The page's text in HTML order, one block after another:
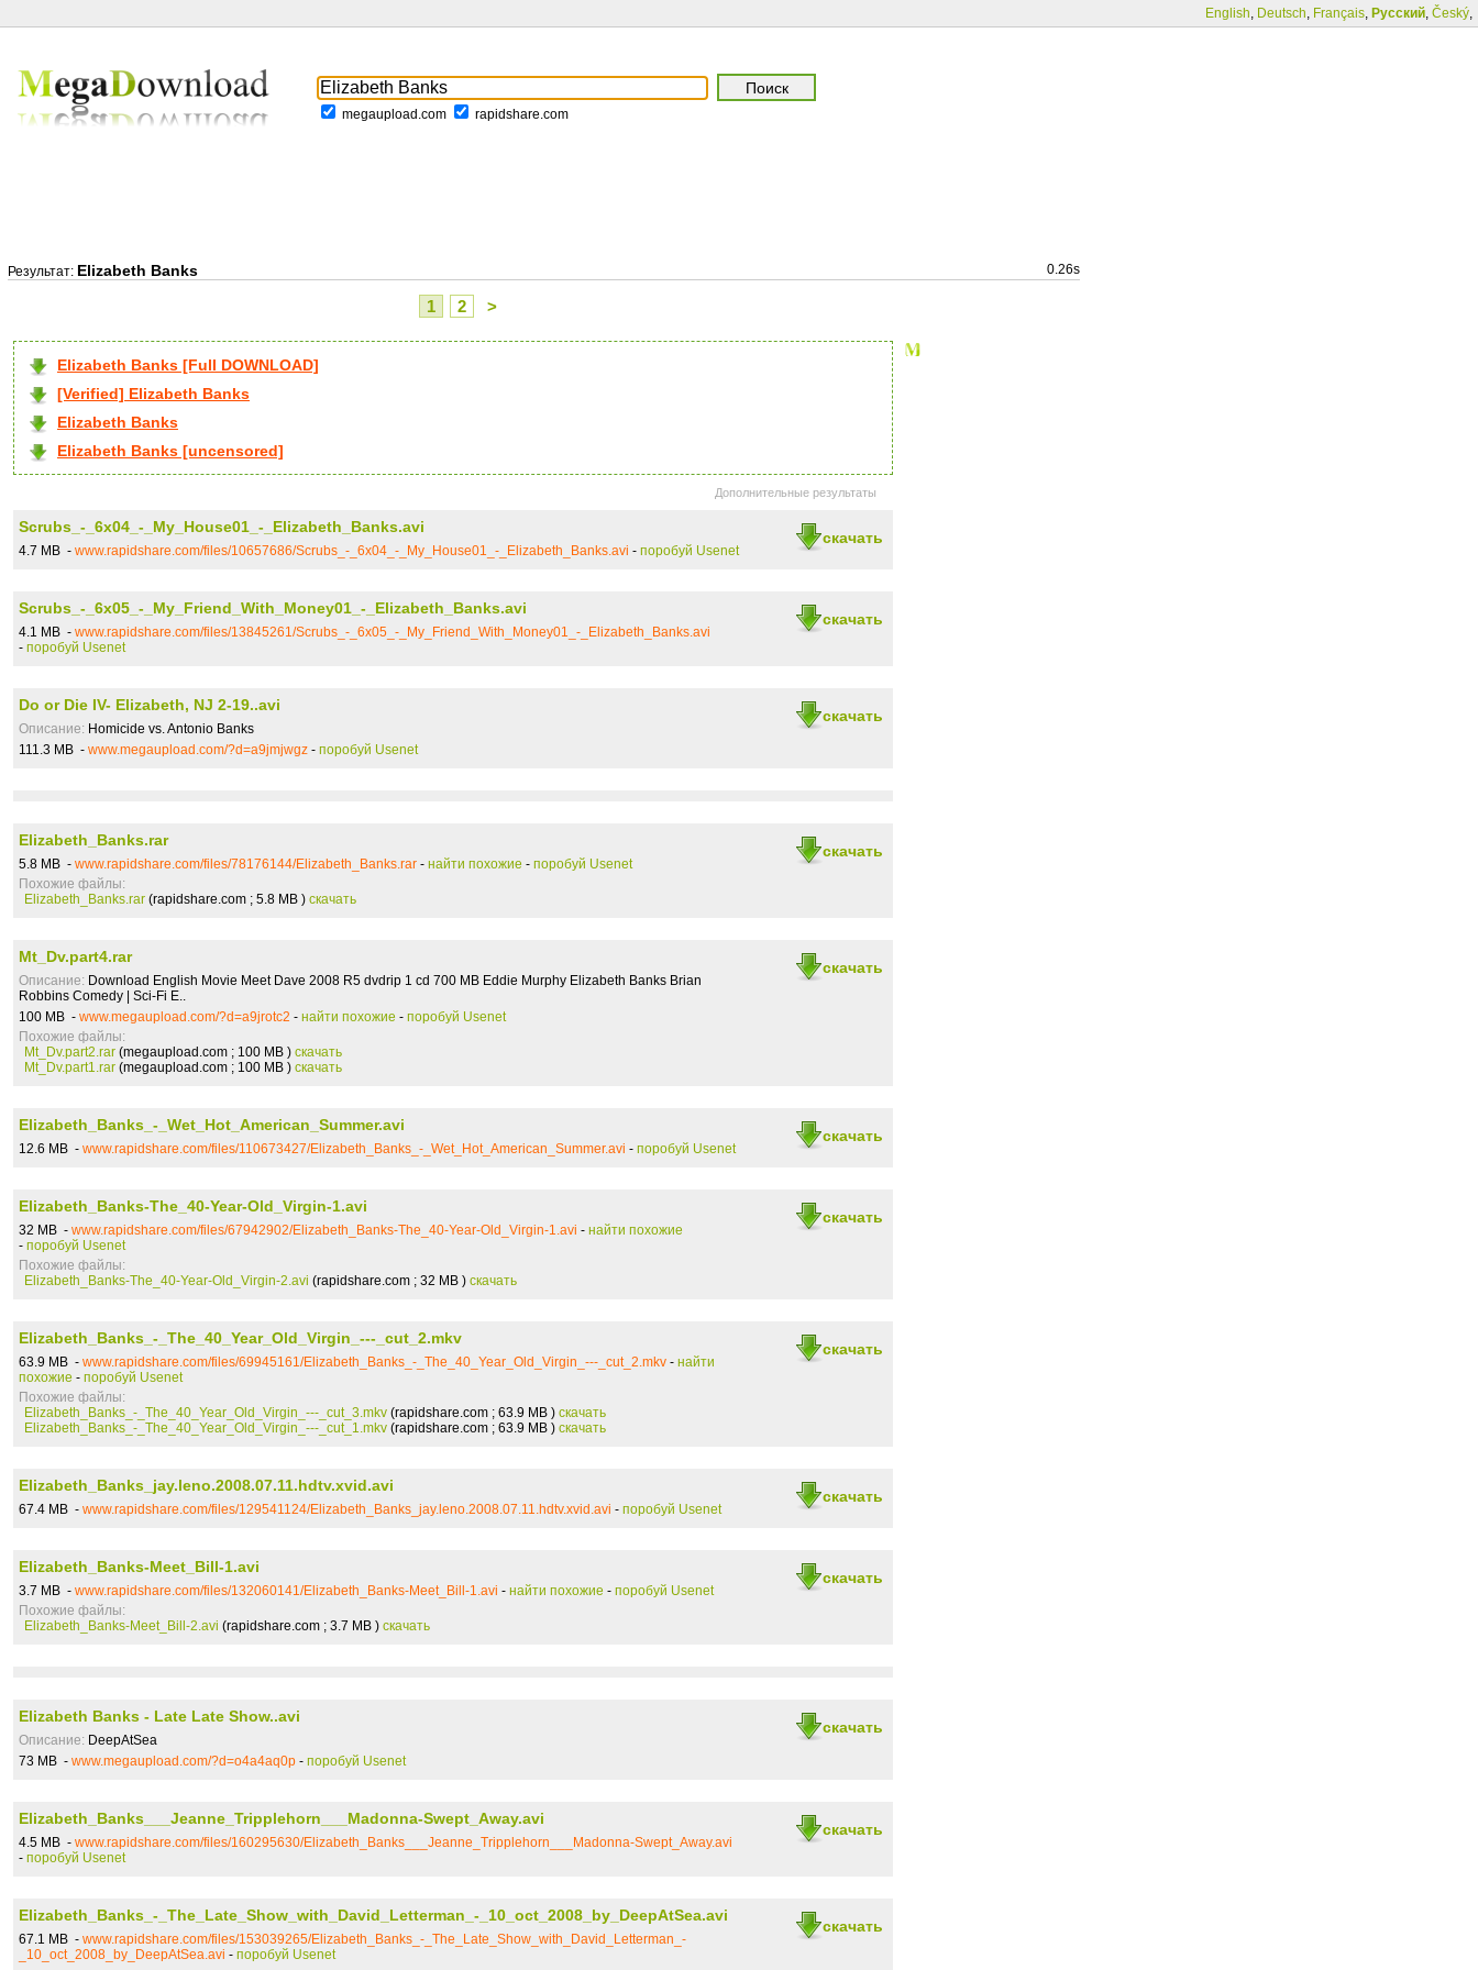
English, Deutsch, Français, Русский, Český,
megaupload.com rapidshare.com
Результат: Elizabeth Banks 0.26s
1 2 >
Elizabeth Banks [Full DOWNLOAD]
[Verified] Elizabeth Banks
Elizabeth Banks
Elizabeth Banks [uncensored]
Дополнительные результаты
скачать
Scrubs_-_6x04_-_My_House01_-_Elizabeth_Banks.avi
4.7 MB - www.rapidshare.com/files/10657686/Scrubs_-_6x04_-_My_House01_-_Elizabeth_Banks.avi - поробуй Usenet
скачать
Scrubs_-_6x05_-_My_Friend_With_Money01_-_Elizabeth_Banks.avi
4.1 MB - www.rapidshare.com/files/13845261/Scrubs_-_6x05_-_My_Friend_With_Money01_-_Elizabeth_Banks.avi
- поробуй Usenet
скачать
Do or Die IV- Elizabeth, NJ 2-19..avi
Описание: Homicide vs. Antonio Banks
111.3 MB - www.megaupload.com/?d=a9jmjwgz - поробуй Usenet
скачать
Elizabeth_Banks.rar
5.8 MB - www.rapidshare.com/files/78176144/Elizabeth_Banks.rar - найти похожие - поробуй Usenet
Похожие файлы:
Elizabeth_Banks.rar (rapidshare.com ; 5.8 MB ) скачать
скачать
Mt_Dv.part4.rar
Описание: Download English Movie Meet Dave 2008 R5 dvdrip 1 cd 700 MB Eddie Murphy Elizabeth Banks Brian
Robbins Comedy | Sci-Fi E..
100 MB - www.megaupload.com/?d=a9jrotc2 - найти похожие - поробуй Usenet
Похожие файлы:
Mt_Dv.part2.rar (megaupload.com ; 100 MB ) скачать
Mt_Dv.part1.rar (megaupload.com ; 100 MB ) скачать
скачать
Elizabeth_Banks_-_Wet_Hot_American_Summer.avi
12.6 MB - www.rapidshare.com/files/110673427/Elizabeth_Banks_-_Wet_Hot_American_Summer.avi - поробуй Usenet
скачать
Elizabeth_Banks-The_40-Year-Old_Virgin-1.avi
32 MB - www.rapidshare.com/files/67942902/Elizabeth_Banks-The_40-Year-Old_Virgin-1.avi - найти похожие
- поробуй Usenet
Похожие файлы:
Elizabeth_Banks-The_40-Year-Old_Virgin-2.avi (rapidshare.com ; 32 MB ) скачать
скачать
Elizabeth_Banks_-_The_40_Year_Old_Virgin_---_cut_2.mkv
63.9 MB - www.rapidshare.com/files/69945161/Elizabeth_Banks_-_The_40_Year_Old_Virgin_---_cut_2.mkv - найти
похожие - поробуй Usenet
Похожие файлы:
Elizabeth_Banks_-_The_40_Year_Old_Virgin_---_cut_3.mkv (rapidshare.com ; 63.9 MB ) скачать
Elizabeth_Banks_-_The_40_Year_Old_Virgin_---_cut_1.mkv (rapidshare.com ; 63.9 MB ) скачать
скачать
Elizabeth_Banks_jay.leno.2008.07.11.hdtv.xvid.avi
67.4 MB - www.rapidshare.com/files/129541124/Elizabeth_Banks_jay.leno.2008.07.11.hdtv.xvid.avi - поробуй Usenet
скачать
Elizabeth_Banks-Meet_Bill-1.avi
3.7 MB - www.rapidshare.com/files/132060141/Elizabeth_Banks-Meet_Bill-1.avi - найти похожие - поробуй Usenet
Похожие файлы:
Elizabeth_Banks-Meet_Bill-2.avi (rapidshare.com ; 3.7 MB ) скачать
скачать
Elizabeth Banks - Late Late Show..avi
Описание: DeepAtSea
73 MB - www.megaupload.com/?d=o4a4aq0p - поробуй Usenet
скачать
Elizabeth_Banks___Jeanne_Tripplehorn___Madonna-Swept_Away.avi
4.5 MB - www.rapidshare.com/files/160295630/Elizabeth_Banks___Jeanne_Tripplehorn___Madonna-Swept_Away.avi
- поробуй Usenet
скачать
Elizabeth_Banks_-_The_Late_Show_with_David_Letterman_-_10_oct_2008_by_DeepAtSea.avi
67.1 MB - www.rapidshare.com/files/153039265/Elizabeth_Banks_-_The_Late_Show_with_David_Letterman_-
_10_oct_2008_by_DeepAtSea.avi - поробуй Usenet